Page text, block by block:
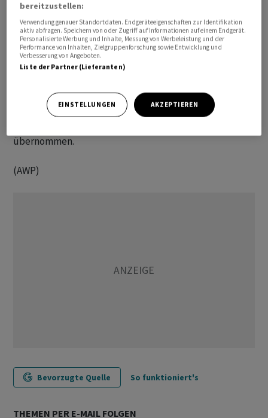
gebäudetechnischen Anlagen für Heizung, Lüftung,
Klima und Sanitär spezialisiert.
Das Unternehmen werde als eigenständige
Gruppengesellschaft derBurkhalter Holding
Der Name Mathieu Ingenieure AG, Ingenieurbüro für
Energieberatung & Gebäudetechnikplanung HLKS,
übernommen.
(AWP)
Bevorzugte Quelle So funktioniert's
THEMEN PER E-MAIL FOLGEN
bereitzustellen:
Verwendung genauer Standortdaten. Endgeräteeigenschaften zur Identifikation
aktiv abfragen. Speichern von oder Zugriff auf Informationen auf einem Endgerät.
Personalisierte Werbung und Inhalte, Messung von Werbeleistung und der
Performance von Inhalten, Zielgruppenforschung sowie Entwicklung und
Verbesserung von Angeboten.
Liste der Partner (Lieferanten)
EINSTELLUNGEN AKZEPTIEREN